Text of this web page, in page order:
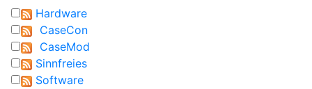
Hardware
CaseCon
CaseMod
Sinnfreies
Software